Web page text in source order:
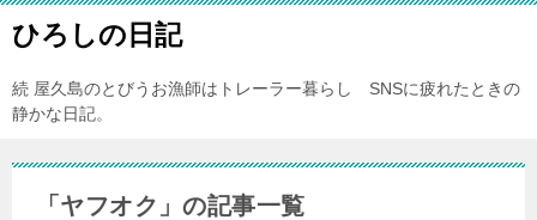
ひろしの日記
続 屋久島のとびうお漁師はトレーラー暮らし SNSに疲れたときの
静かな日記。
「ヤフオク」の記事一覧